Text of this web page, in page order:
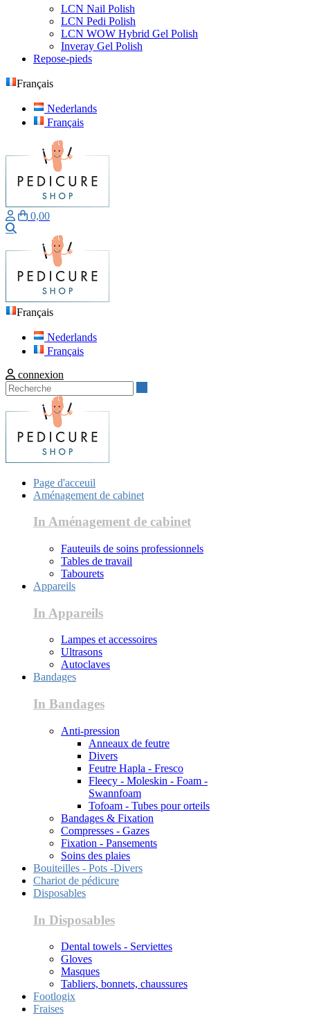
LCN Nail Polish
LCN Pedi Polish
LCN WOW Hybrid Gel Polish
Inveray Gel Polish
Repose-pieds
Français
Nederlands
Français
0,00
Français
Nederlands
Français
connexion
Page d'acceuil
Aménagement de cabinet
In Aménagement de cabinet
Fauteuils de soins professionnels
Tables de travail
Tabourets
Appareils
In Appareils
Lampes et accessoires
Ultrasons
Autoclaves
Bandages
In Bandages
Anti-pression
Anneaux de feutre
Divers
Feutre Hapla - Fresco
Fleecy - Moleskin - Foam -
Swannfoam
Tofoam - Tubes pour orteils
Bandages & Fixation
Compresses - Gazes
Fixation - Pansements
Soins des plaies
Bouiteilles - Pots -Divers
Chariot de pédicure
Disposables
In Disposables
Dental towels - Serviettes
Gloves
Masques
Tabliers, bonnets, chaussures
Footlogix
Fraises